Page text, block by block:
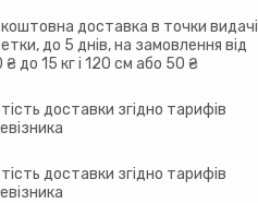
доставка в точки видачі
до 5 днів, на замовлення від
до 15 кг і 120 см або 50 ₴
доставки згідно тарифів
доставки згідно тарифів